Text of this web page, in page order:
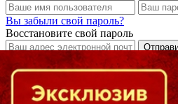
Вы забыли свой пароль?
Восстановите свой пароль
Кто есть кто в Байкальском регионе